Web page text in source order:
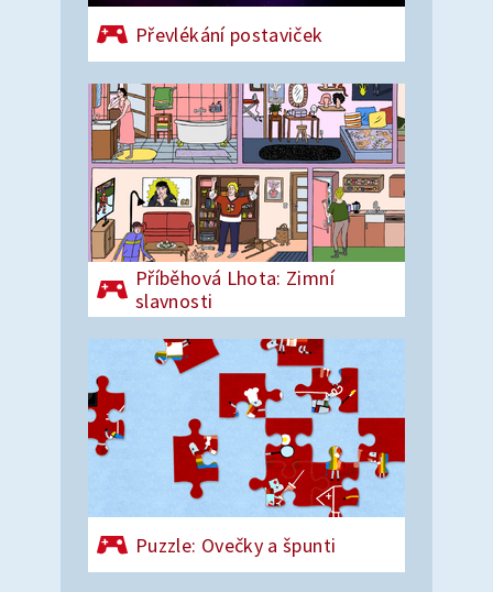
Převlékání postaviček
Příběhová Lhota: Zimní
slavnosti
Puzzle: Ovečky a špunti